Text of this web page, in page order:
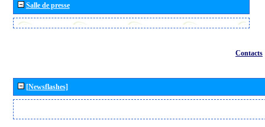
Salle de presse
Contacts
[Newsflashes]